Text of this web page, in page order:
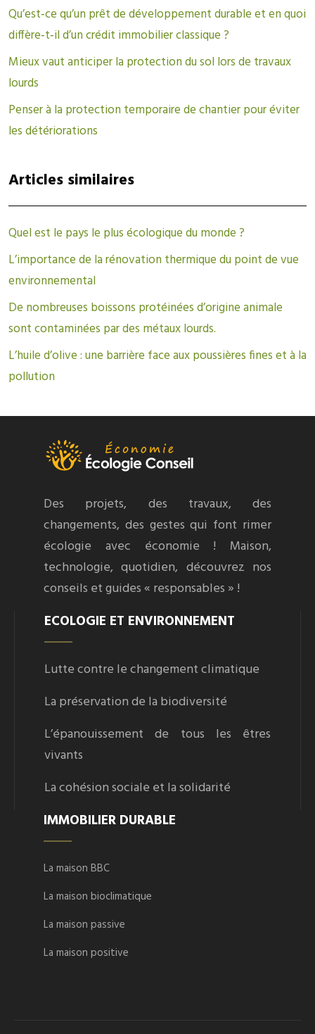
Qu’est‑ce qu’un prêt de développement durable et en quoi
diffère‑t‑il d’un crédit immobilier classique ?
Mieux vaut anticiper la protection du sol lors de travaux
lourds
Penser à la protection temporaire de chantier pour éviter
les détériorations
Articles similaires
Quel est le pays le plus écologique du monde ?
L’importance de la rénovation thermique du point de vue
environnemental
De nombreuses boissons protéinées d’origine animale
sont contaminées par des métaux lourds.
L’huile d’olive : une barrière face aux poussières fines et à la
pollution
Des projets, des travaux, des
changements, des gestes qui font rimer
écologie avec économie ! Maison,
technologie, quotidien, découvrez nos
conseils et guides « responsables » !
ECOLOGIE ET ENVIRONNEMENT
Lutte contre le changement climatique
La préservation de la biodiversité
L’épanouissement de tous les êtres
vivants
La cohésion sociale et la solidarité
IMMOBILIER DURABLE
La maison BBC
La maison bioclimatique
La maison passive
La maison positive